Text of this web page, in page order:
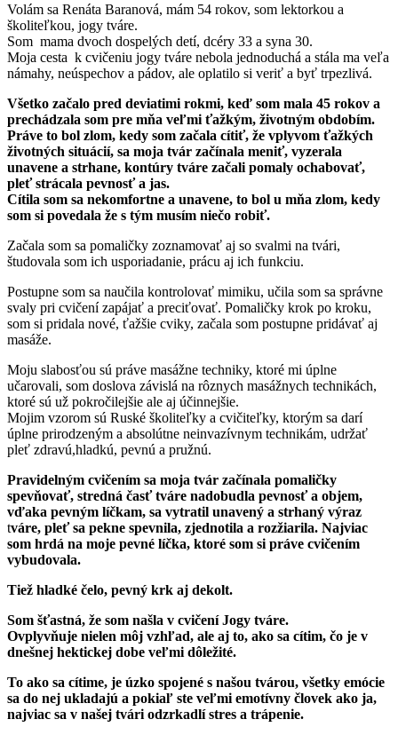
Volám sa Renáta Baranová, mám 54 rokov, som lektorkou a
školiteľkou, jogy tváre.
Som mama dvoch dospelých detí, dcéry 33 a syna 30.
Moja cesta k cvičeniu jogy tváre nebola jednoduchá a stála ma veľa
námahy, neúspechov a pádov, ale oplatilo si veriť a byť trpezlivá.
Všetko začalo pred deviatimi rokmi, keď som mala 45 rokov a
prechádzala som pre mňa veľmi ťažkým, životným obdobím.
Práve to bol zlom, kedy som začala cítiť, že vplyvom ťažkých
životných situácií, sa moja tvár začínala meniť, vyzerala
unavene a strhane, kontúry tváre začali pomaly ochabovať,
pleť strácala pevnosť a jas.
Cítila som sa nekomfortne a unavene, to bol u mňa zlom, kedy
som si povedala že s tým musím niečo robiť.
Začala som sa pomaličky zoznamovať aj so svalmi na tvári,
študovala som ich usporiadanie, prácu aj ich funkciu.
Postupne som sa naučila kontrolovať mimiku, učila som sa správne
svaly pri cvičení zapájať a preciťovať. Pomaličky krok po kroku,
som si pridala nové, ťažšie cviky, začala som postupne pridávať aj
masáže.
Moju slabosťou sú práve masážne techniky, ktoré mi úplne
učarovali, som doslova závislá na rôznych masážnych technikách,
ktoré sú už pokročilejšie ale aj účinnejšie.
Mojim vzorom sú Ruské školiteľky a cvičiteľky, ktorým sa darí
úplne prirodzeným a absolútne neinvazívnym technikám, udržať
pleť zdravú,hladkú, pevnú a pružnú.
Pravidelným cvičením sa moja tvár začínala pomaličky
spevňovať, stredná časť tváre nadobudla pevnosť a objem,
vďaka pevným líčkam, sa vytratil unavený a strhaný výraz
tváre, pleť sa pekne spevnila, zjednotila a rozžiarila. Najviac
som hrdá na moje pevné líčka, ktoré som si práve cvičením
vybudovala.
Tiež hladké čelo, pevný krk aj dekolt.
Som šťastná, že som našla v cvičení Jogy tváre.
Ovplyvňuje nielen môj vzhľad, ale aj to, ako sa cítim, čo je v
dnešnej hektickej dobe veľmi dôležité.
To ako sa cítime, je úzko spojené s našou tvárou, všetky emócie
sa do nej ukladajú a pokiaľ ste veľmi emotívny človek ako ja,
najviac sa v našej tvári odzrkadlí stres a trápenie.